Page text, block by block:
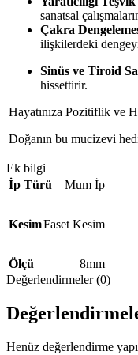
sanatsal
Çakra
ilişkilerdeki
Sinüs ve Tiroid
hissettirir.
Hayatınıza Pozitiflik ve
Doğanın bu mucizevi
Ek bilgi
İp Türü
Mum İp
KesimFaset Kesim
Ölçü
8mm
Değerlendirmeler (0)
Henüz değerlendirme